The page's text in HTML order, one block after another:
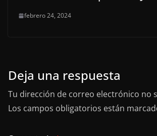
febrero 24, 2024
Deja una respuesta
Tu dirección de correo electrónico no
Los campos obligatorios están